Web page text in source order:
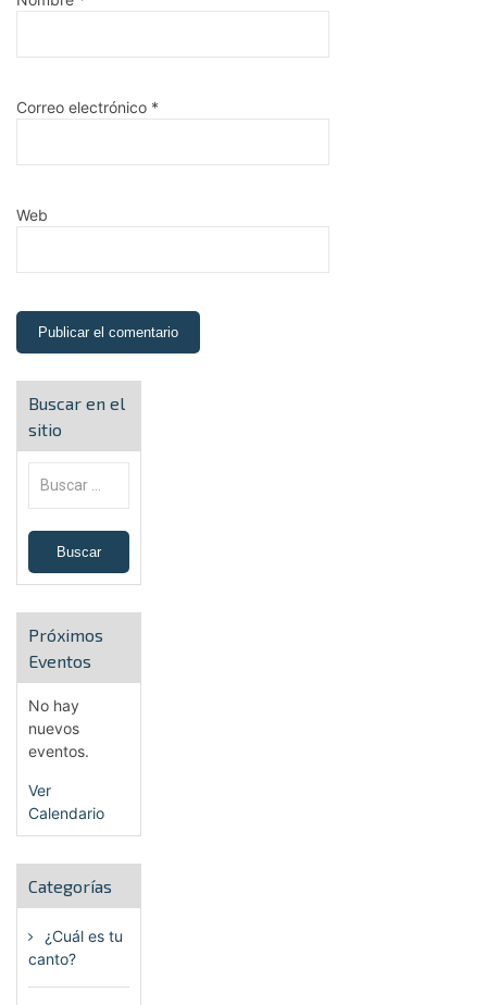
Correo electrónico *
Web
Buscar en el
sitio
Próximos
Eventos
No hay
nuevos
eventos.
Ver
Calendario
Categorías
¿Cuál es tu
canto?